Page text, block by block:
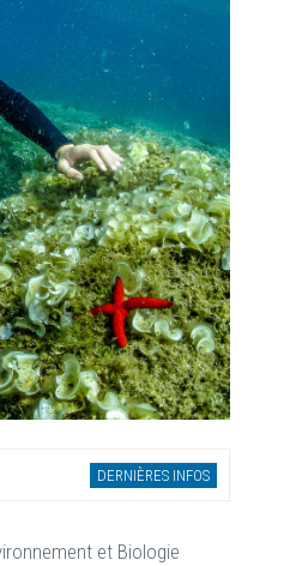
DERNIÈRES INFOS
et Biologie